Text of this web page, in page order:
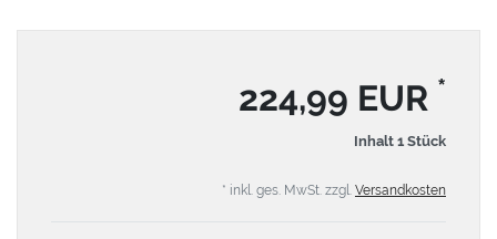
224,99 EUR *
Inhalt 1 Stück
* inkl. ges. MwSt. zzgl. Versandkosten